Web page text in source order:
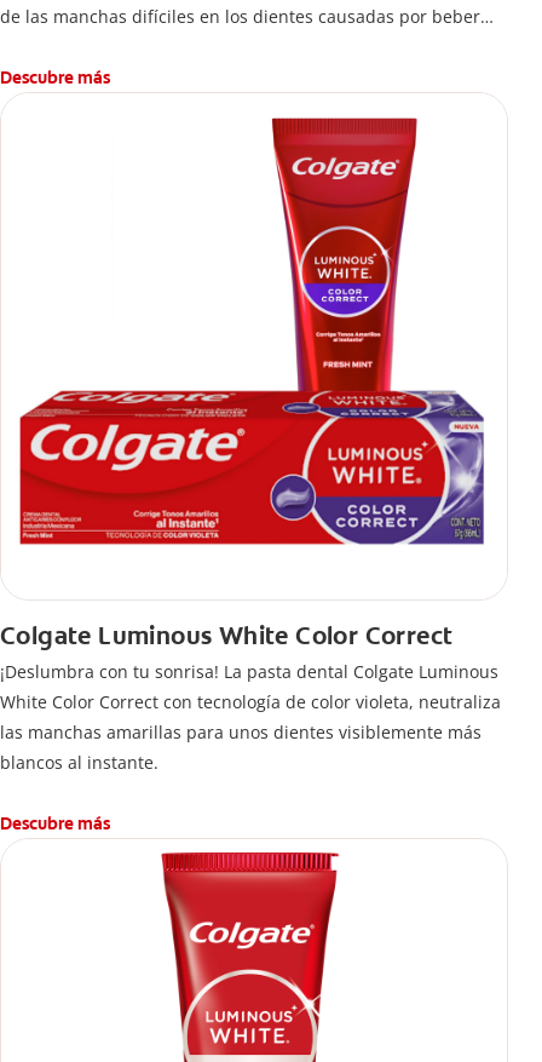
de las manchas difíciles en los dientes causadas por beber
Descubre más
Colgate Luminous White Color Correct
¡Deslumbra con tu sonrisa! La pasta dental Colgate Luminous
White Color Correct con tecnología de color violeta, neutraliza
las manchas amarillas para unos dientes visiblemente más
blancos al instante.
Descubre más